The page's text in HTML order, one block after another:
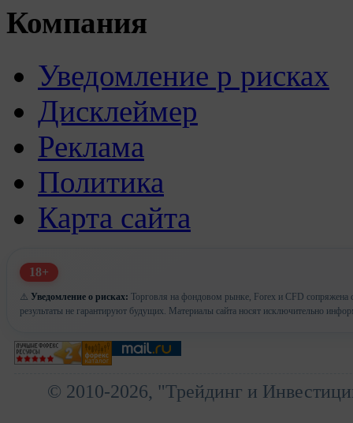
Компания
Уведомление р рисках
Дисклеймер
Реклама
Политика
Карта сайта
18+
⚠️ Уведомление о рисках: Торговля на фондовом рынке, Forex и CFD сопряжена
результаты не гарантируют будущих. Материалы сайта носят исключительно
© 2010-2026, "Трейдинг и